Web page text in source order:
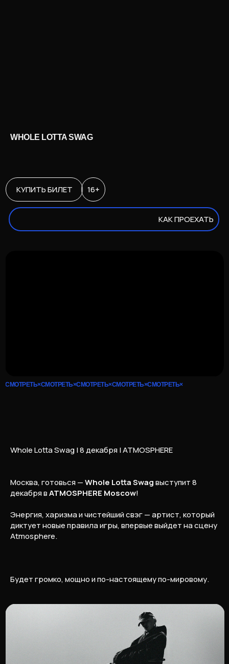
16+
КАК ПРОЕХАТЬ
WHOLE LOTTA SWAG
КУПИТЬ БИЛЕТ
СМОТРЕТЬ×СМОТРЕТЬ×СМОТРЕТЬ×СМОТРЕТЬ×СМОТРЕТЬ×
Whole Lotta Swag| 8 декабря | ATMOSPHERE
Москва, готовься —Whole Lotta Swagвыступит 8
декабря вATMOSPHERE Moscow!
Энергия, харизма и чистейший свэг — артист, который
диктует новые правила игры, впервые выйдет на сцену
Atmosphere.
Будет громко, мощно и по-настоящему по-мировому.